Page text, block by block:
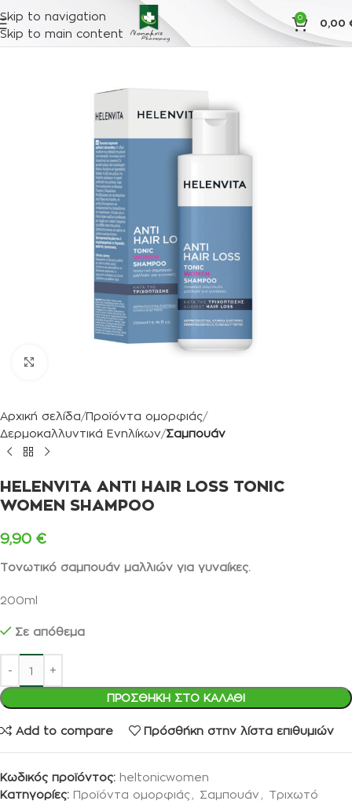
Skip to navigation
Skip to main content
0
0,00
Αρχική σελίδα Προϊόντα ομορφιάς
Δερμοκαλλυντικά Ενηλίκων Σαμπουάν
HELENVITA ANTI HAIR LOSS TONIC
WOMEN SHAMPOO
9,90 €
Τονωτικό σαμπουάν μαλλιών για γυναίκες.
200ml
Σε απόθεμα
ΠΡΟΣΘΉΚΗ ΣΤΟ ΚΑΛΆΘΙ
Add to compare Πρόσθήκη στην λίστα επιθυμιών
Κωδικός προϊόντος: heltonicwomen
Κατηγορίες: Προϊόντα ομορφιάς , Σαμπουάν , Τριχωτό